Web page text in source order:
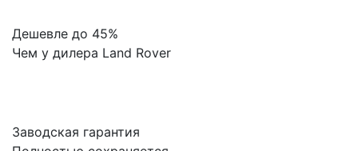
Дешевле до 45%
Чем у дилера Land Rover
Заводская гарантия